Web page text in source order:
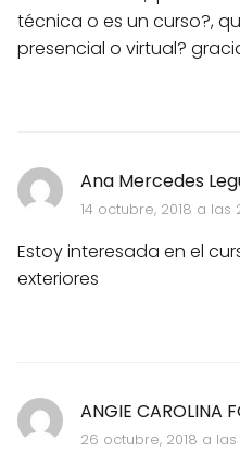
técnica o es un curso?,
presencial o virtual?
Ana Mercedes
14 octubre, 2018 a las
Estoy interesada en el
exteriores
ANGIE CAROLINA
26 octubre, 2018 a las